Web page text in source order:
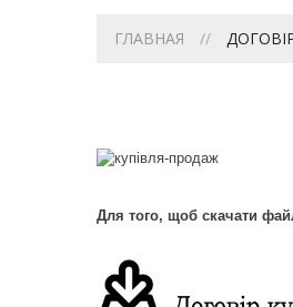
ГЛАВНАЯ
Для того, щоб скачати